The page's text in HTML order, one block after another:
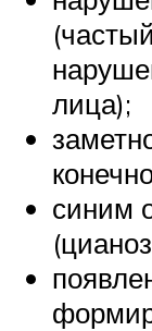
лица);
синим